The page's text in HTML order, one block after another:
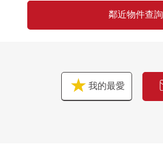
鄰近物件查詢
我的最愛